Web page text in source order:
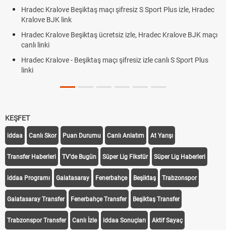
Hradec Kralove Beşiktaş maçı şifresiz S Sport Plus izle, Hradec
Kralove BJK link
Hradec Kralove Beşiktaş ücretsiz izle, Hradec Kralove BJK maçı
canlı linki
Hradec Kralove - Beşiktaş maçı şifresiz izle canlı S Sport Plus
linki
KEŞFET
iddaa Canlı Skor Puan Durumu Canlı Anlatım At Yarışı
Transfer Haberleri TV'de Bugün Süper Lig Fikstür Süper Lig Haberleri
iddaa Programı Galatasaray Fenerbahçe Beşiktaş Trabzonspor
Galatasaray Transfer Fenerbahçe Transfer Beşiktaş Transfer
Trabzonspor Transfer Canlı İzle iddaa Sonuçları Aktif Sayaç